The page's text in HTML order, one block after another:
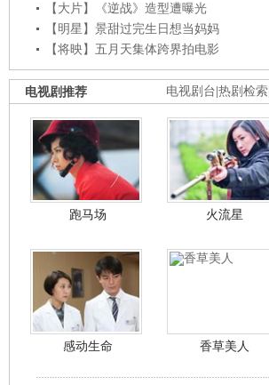
【大片】《逆战》造型遭曝光
【明星】景甜过完生日想当妈妈
【将映】五月天集体跨界拍电影
电视剧台 热剧检索
电视剧推荐
跑马场 火流星
感动生命 香草美人